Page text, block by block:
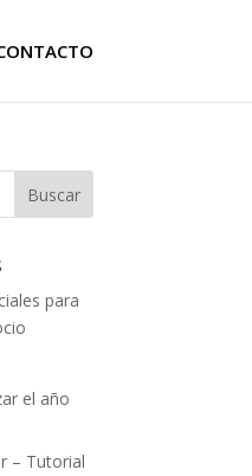
para
el año
– Tutorial